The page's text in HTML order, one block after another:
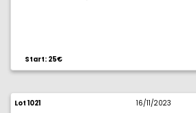
Start: 25€
Lot 1021 16/11/2023